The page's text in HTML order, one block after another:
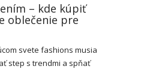
– kde kúpiť
oblečenie pre
svete fashions musia
step s trendmi a spňať